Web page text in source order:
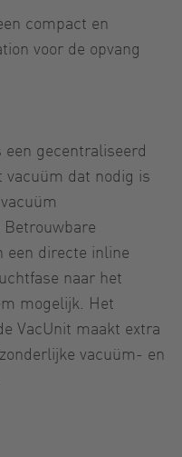
compact en
voor de opvang
gecentraliseerd
vacuüm dat nodig is
een directe inline
naar het
mogelijk. Het
VacUnit maakt extra
vacuüm- en